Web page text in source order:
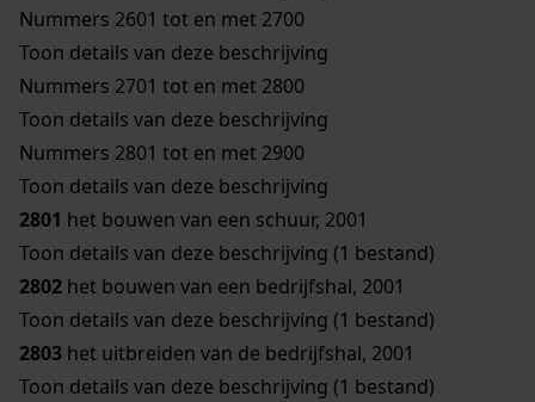
Nummers 2601 tot en met 2700
Toon details van deze beschrijving
Nummers 2701 tot en met 2800
Toon details van deze beschrijving
Nummers 2801 tot en met 2900
Toon details van deze beschrijving
2801 het bouwen van een schuur, 2001
Toon details van deze beschrijving (1 bestand)
2802 het bouwen van een bedrijfshal, 2001
Toon details van deze beschrijving (1 bestand)
2803 het uitbreiden van de bedrijfshal, 2001
Toon details van deze beschrijving (1 bestand)